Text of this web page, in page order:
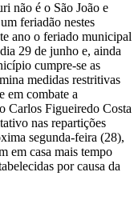
não é o São João e
feriadão nestes
ano o feriado municipal
29 de junho e, ainda
cumpre-se as
medidas restritivas
em combate a
Carlos Figueiredo Costa
nas repartições
segunda-feira (28),
em casa mais tempo
por causa da